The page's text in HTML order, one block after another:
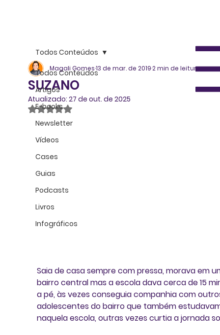
Todos Conteúdos
Artigos
E-books
Newsletter
Vídeos
Cases
Guias
Podcasts
Livros
Infográficos
Todos Conteúdos
SUZANO
Magali Gomes13 de mar. de 20192 min de leitura
Atualizado: 27 de out. de 2025
Avaliado com NaN de 5 estrelas.
Saia de casa sempre com pressa, morava em
bairro central mas a escola dava cerca de 15
a pé, às vezes conseguia companhia com
adolescentes do bairro que também
naquela escola, outras vezes curtia a jornada